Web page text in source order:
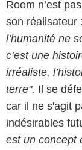
Room n’est
son réalisateur :
l’humanité ne
c’est une
irréaliste,
terre". Il se
car il ne s'agit
indésirables
est un concept